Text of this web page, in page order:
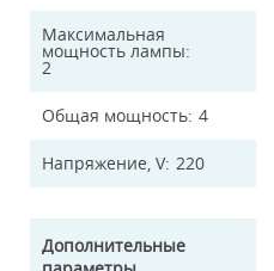
Максимальная
мощность лампы
2
Общая мощность 4
Напряжение, V 220
Дополнительные